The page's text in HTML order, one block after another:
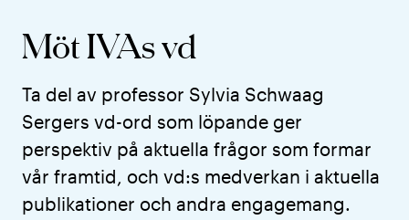
Möt IVAs vd
Ta del av professor Sylvia Schwaag
Sergers vd-ord som löpande ger
perspektiv på aktuella frågor som formar
vår framtid, och vd:s medverkan i aktuella
publikationer och andra engagemang.